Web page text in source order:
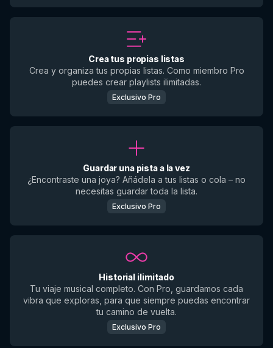
Crea tus propias listas
Crea y organiza tus propias listas. Como miembro Pro
puedes crear playlists ilimitadas.
Exclusivo Pro
Guardar una pista a la vez
¿Encontraste una joya? Añádela a tus listas o cola – no
necesitas guardar toda la lista.
Exclusivo Pro
Historial ilimitado
Tu viaje musical completo. Con Pro, guardamos cada
vibra que exploras, para que siempre puedas encontrar
tu camino de vuelta.
Exclusivo Pro